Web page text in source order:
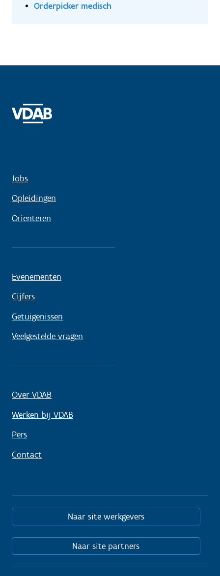
Orderpicker medisch
Jobs
Opleidingen
Oriënteren
Evenementen
Cijfers
Getuigenissen
Veelgestelde vragen
Over VDAB
Werken bij VDAB
Pers
Contact
Naar site werkgevers
Naar site partners